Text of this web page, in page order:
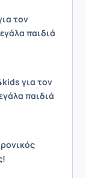
τον
παιδιά
για τον
παιδιά